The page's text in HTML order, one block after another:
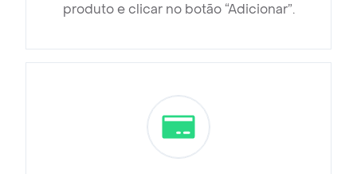
produto e clicar no botão “Adicionar”.